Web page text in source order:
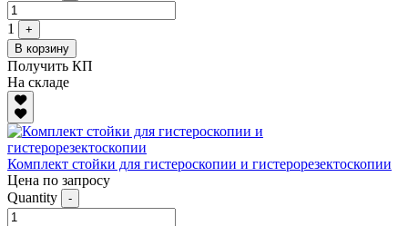
1
+
В корзину
Получить КП
На складе
Комплект стойки для гистероскопии и гистерорезектоскопии
Цена по запросу
Quantity
-